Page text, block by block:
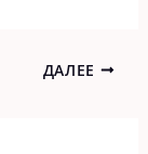
ДАЛЕЕ